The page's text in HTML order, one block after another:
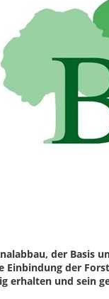
der Basis
Einbindung der
erhalten und sein